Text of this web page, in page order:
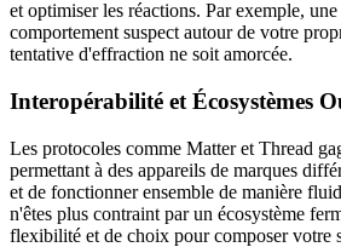
et optimiser les réactions. Par exemple,
comportement suspect autour de votre
tentative d'effraction ne soit amorcée.
Interopérabilité et Écosystèmes
Les protocoles comme Matter et Thread
permettant à des appareils de marques
et de fonctionner ensemble de manière
n'êtes plus contraint par un écosystème
flexibilité et de choix pour composer votre